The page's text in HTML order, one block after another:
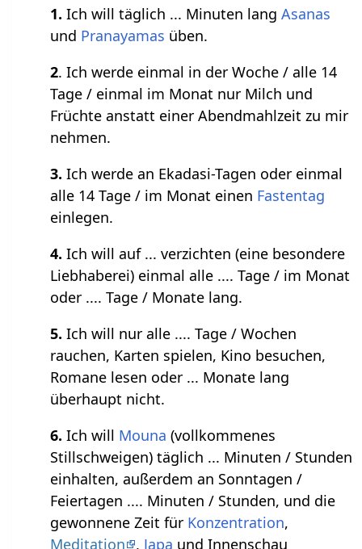
1. Ich will täglich ... Minuten langAsanas
und Pranayamas üben.
2. Ich werde einmal in der Woche / alle 14
Tage / einmal im Monat nur Milch und
Früchte anstatt einer Abendmahlzeit zu mir
nehmen.
3. Ich werde an Ekadasi-Tagen oder einmal
alle 14 Tage / im Monat einen Fastentag
einlegen.
4. Ich will auf ... verzichten (eine besondere
Liebhaberei) einmal alle .... Tage / im Monat
oder .... Tage / Monate lang.
5. Ich will nur alle .... Tage / Wochen
rauchen, Karten spielen, Kino besuchen,
Romane lesen oder ... Monate lang
überhaupt nicht.
6. Ich will Mouna (vollkommenes
Stillschweigen) täglich ... Minuten / Stunden
einhalten, außerdem an Sonntagen /
Feiertagen .... Minuten / Stunden, und die
gewonnene Zeit für Konzentration,
Meditation
, Japa und Innenschau